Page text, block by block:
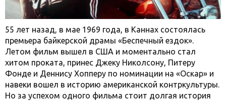
55 лет назад, в мае 1969 года, в Каннах состоялась
премьера байкерской драмы «Беспечный ездок».
Летом фильм вышел в США и моментально стал
хитом проката, принес Джеку Николсону, Питеру
Фонде и Деннису Хопперу по номинации на «Оскар» и
навеки вошел в историю американской контркультуры.
Но за успехом одного фильма стоит долгая история